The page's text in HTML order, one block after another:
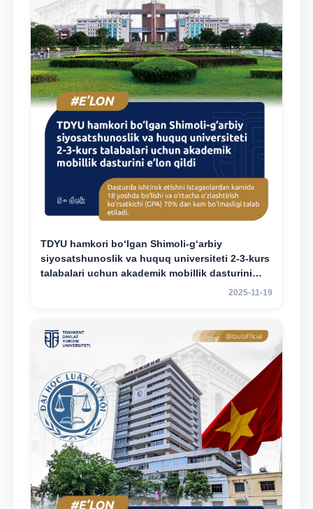
TDYU hamkori bo‘lgan Shimoli-g‘arbiy
siyosatshunoslik va huquq universiteti 2-3-kurs
talabalari uchun akademik mobillik dasturini
2025-11-19